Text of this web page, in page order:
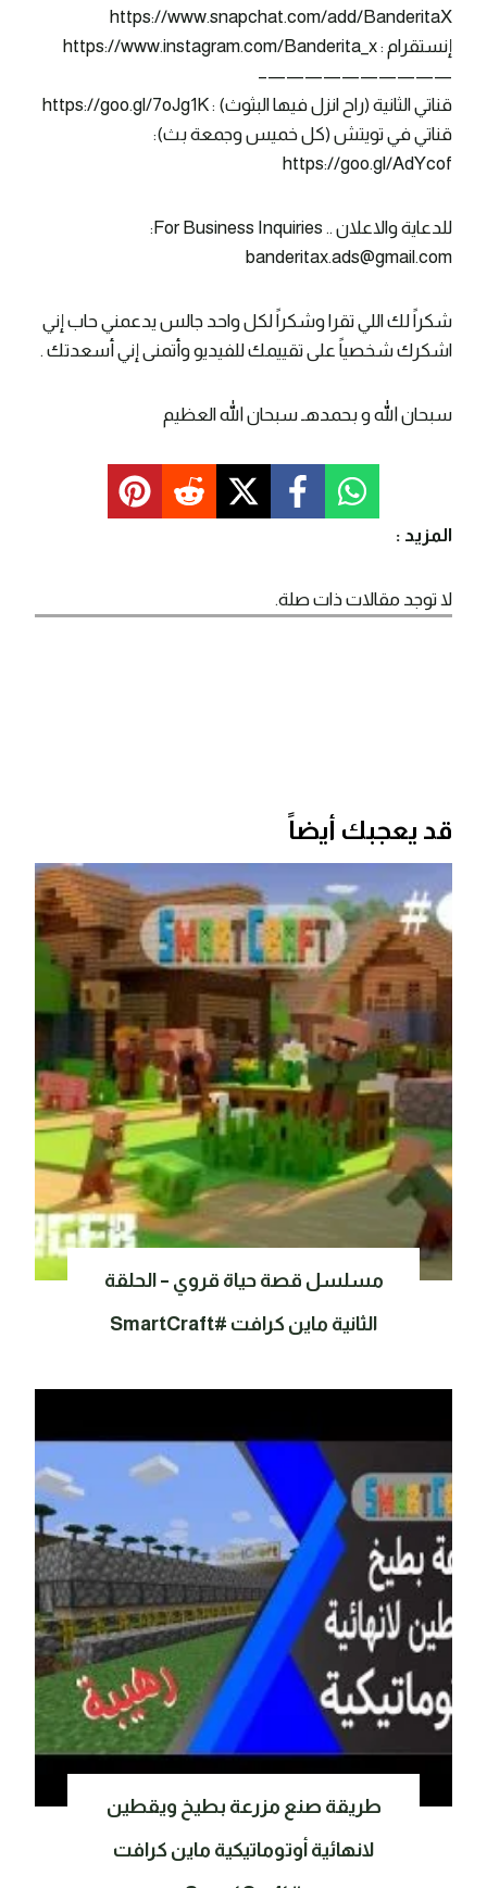
https://www.snapchat.com/add/BanderitaX
إنستقرام : https://www.instagram.com/Banderita_x
——————————–
قناتي الثانية (راح انزل فيها البثوث) : https://goo.gl/7oJg1K
قناتي في تويتش (كل خميس وجمعة بث):
https://goo.gl/AdYcof
للدعاية والاعلان .. For Business Inquiries:
banderitax.ads@gmail.com
شكراً لك اللي تقرا وشكراً لكل واحد جالس يدعمني حاب إني
اشكرك شخصياً على تقييمك للفيديو وأتمنى إني أسعدتك .
سبحان الله و بحمدهـ سبحان الله العظيم
المزيد :
لا توجد مقالات ذات صلة.
قد يعجبك أيضاً
مسلسل قصة حياة قروي – الحلقة
الثانية ماين كرافت #SmartCraft
طريقة صنع مزرعة بطيخ ويقطين
لانهائية أوتوماتيكية ماين كرافت